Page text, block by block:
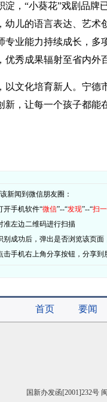
淀，“小葵花”戏剧品牌
幼儿的语言表达、艺
专业能力持续成长，多
优秀成果辐射至省内外
以文化培育新人。宁德
新，让每一个孩子都能
新闻到微信朋友圈：
开手机软件“微信”--“发现”--“扫
准左边二维码进行扫描
别成功后，弹出是否浏览该页面
击手机右上角分享按钮，分享到
首页 要闻
国新办发函[2001]232号